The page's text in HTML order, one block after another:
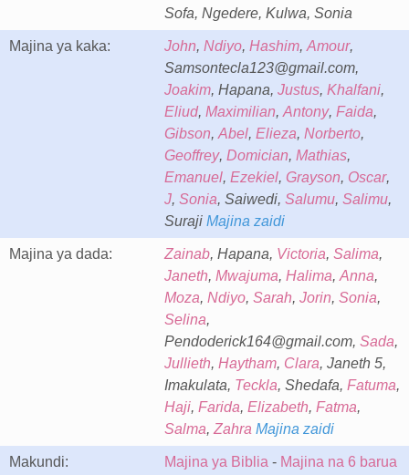
Sofa, Ngedere, Kulwa, Sonia
Majina ya kaka: John, Ndiyo, Hashim, Amour,
Samsontecla123@gmail.com,
Joakim, Hapana, Justus, Khalfani,
Eliud, Maximilian, Antony, Faida,
Gibson, Abel, Elieza, Norberto,
Geoffrey, Domician, Mathias,
Emanuel, Ezekiel, Grayson, Oscar,
J, Sonia, Saiwedi, Salumu, Salimu,
Suraji Majina zaidi
Majina ya dada: Zainab, Hapana, Victoria, Salima,
Janeth, Mwajuma, Halima, Anna,
Moza, Ndiyo, Sarah, Jorin, Sonia,
Selina,
Pendoderick164@gmail.com, Sada,
Jullieth, Haytham, Clara, Janeth 5,
Imakulata, Teckla, Shedafa, Fatuma,
Haji, Farida, Elizabeth, Fatma,
Salma, Zahra Majina zaidi
Makundi: Majina ya Biblia - Majina na 6 barua